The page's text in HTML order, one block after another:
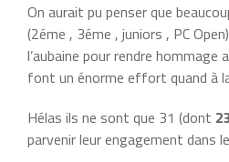
On aurait pu penser que
(2éme , 3éme , juniors , PC
l’aubaine pour rendre hommage
font un énorme effort quand à
Hélas ils ne sont que 31 (dont
parvenir leur engagement dans